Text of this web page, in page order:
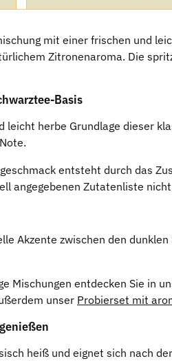
mit einer frischen und
Zitronenaroma. Die
Basis
leicht herbe Grundlage dieser
entsteht durch das
angegebenen Zutatenliste
Akzente zwischen den
Mischungen entdecken Sie in
unser Probierset mit
heiß und eignet sich nach